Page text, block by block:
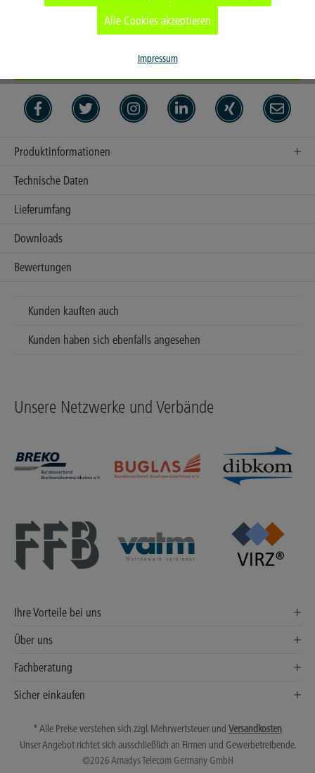
Merken
Persönliches Angebot anfordern
Produktinformationen
Technische Daten
Lieferumfang
Downloads
Bewertungen
Kunden kauften auch
Kunden haben sich ebenfalls angesehen
Unsere Netzwerke und Verbände
Ihre Vorteile bei uns
Über uns
Fachberatung
Sicher einkaufen
* Alle Preise verstehen sich zzgl. Mehrwertsteuer und Versandkosten
Unser Angebot richtet sich ausschließlich an Firmen und Gewerbetreibende.
©2026 Amadys Telecom Germany GmbH
Tracking Aktiv
Alle Cookies akzeptieren
Impressum